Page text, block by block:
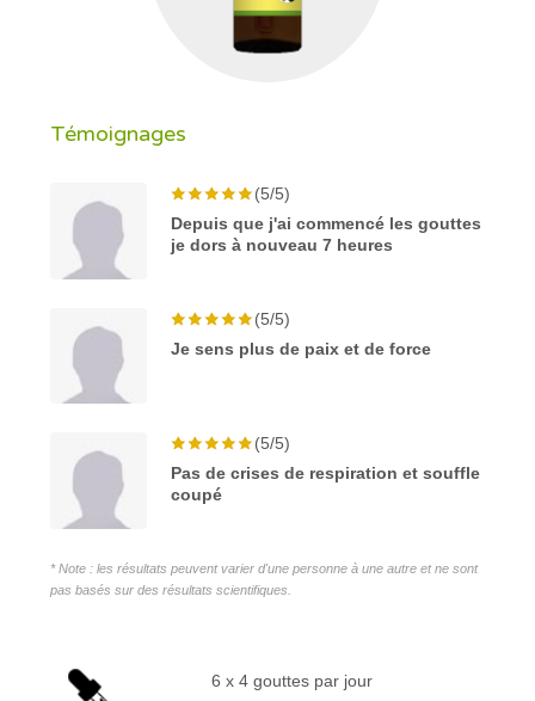
Témoignages
(5/5)
Depuis que j'ai commencé les gouttes
je dors à nouveau 7 heures
(5/5)
Je sens plus de paix et de force
(5/5)
Pas de crises de respiration et souffle
coupé
* Note : les résultats peuvent varier d'une personne à une autre et ne sont
pas basés sur des résultats scientifiques.
6 x 4 gouttes par jour